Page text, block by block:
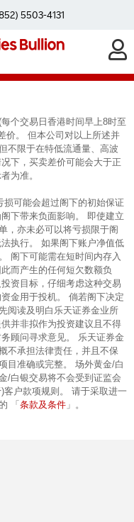
5503-4131
个交易日香港时间早上8时至
价。 但本公司对以上所述并
不限于在特低流通量、高波
下，买卖差价可能会大于正
为准。
可能会超过阁下的初始保证
下带来负面影响。 即使建立
，亦未必可以将亏损限于阁
执行。 如果阁下账户净值低
阁下可能需在短时间内存入
而产生的任何短欠数额负
资目标，仔细考虑这种交易
金用于投机。 倘若阁下决定
阅读及明白乐天证券金业所
并非拟作为投资建议且不得
顾问寻求意见。 乐天证券金
不承担法律责任，并且不保
目准确或完整。 场外黄金/白
/白银交易将不会受到证监会
客户款项规则。 请于采取进一
「 条款及条件 」。